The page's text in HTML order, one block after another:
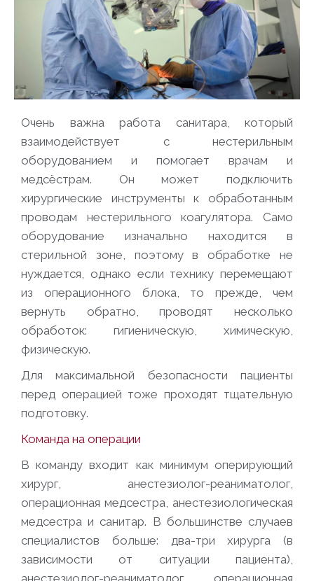
Очень важна работа санитара, который
взаимодействует с нестерильным
оборудованием и помогает врачам и
медсёстрам. Он может подключить
хирургические инструменты к обработанным
проводам нестерильного коагулятора. Само
оборудование изначально находится в
стерильной зоне, поэтому в обработке не
нуждается, однако если технику перемещают
из операционного блока, то прежде, чем
вернуть обратно, проводят несколько
обработок: гигиеническую, химическую,
физическую.
Для максимальной безопасности пациенты
перед операцией тоже проходят тщательную
подготовку.
Команда на операции
В команду входит как минимум оперирующий
хирург, анестезиолог-реаниматолог,
операционная медсестра, анестезиологическая
медсестра и санитар. В большинстве случаев
специалистов больше: два-три хирурга (в
зависимости от ситуации пациента),
анестезиолог-реаниматолог, операционная